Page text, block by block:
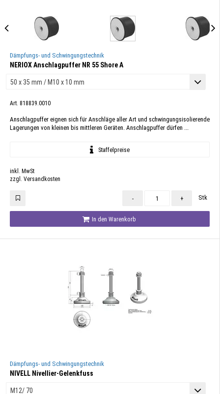
Dämpfungs- und Schwingungstechnik
NERIOX Anschlagpuffer NR 55 Shore A
Art. 818839.0010
Anschlagpuffer eignen sich für Anschläge aller Art und schwingungsisolierende
Lagerungen von kleinen bis mittleren Geräten. Anschlagpuffer dürfen ...
Staffelpreise
inkl. MwSt
zzgl. Versandkosten
- + Stk
In den Warenkorb
Dämpfungs- und Schwingungstechnik
NIVELL Nivellier-Gelenkfuss